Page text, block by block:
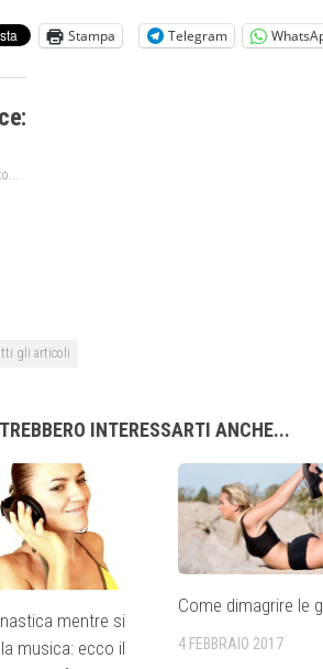
Stampa Telegram
gli articoli
INTERESSARTI ANCHE...
mentre si
musica: ecco il
Come dimagrire le
4 FEBBRAIO 2017